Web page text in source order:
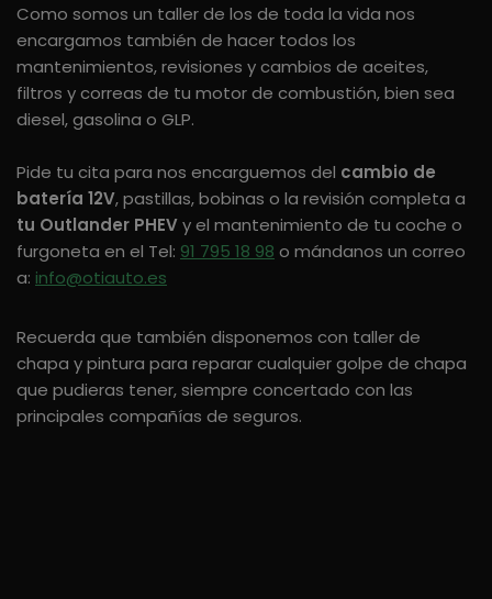
Como somos un taller de los de toda la vida nos
encargamos también de hacer todos los
mantenimientos, revisiones y cambios de aceites,
filtros y correas de tu motor de combustión, bien sea
diesel, gasolina o GLP.
Pide tu cita para nos encarguemos del cambio de
batería 12V, pastillas, bobinas o la revisión completa a
tu Outlander PHEVy el mantenimiento de tu coche o
furgoneta en el Tel: 91 795 18 98 o mándanos un correo
a: info@otiauto.es
Recuerda que también disponemos con taller de
chapa y pintura para reparar cualquier golpe de chapa
que pudieras tener, siempre concertado con las
principales compañías de seguros.